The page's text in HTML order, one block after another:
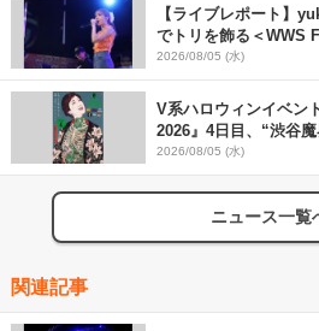
【ライブレポート】
でトリを飾る＜WWS
2026/08/05 (水)
V系ハロウィンイベン
2026』4日目、“渋谷
組を発表
2026/08/05 (水)
ニュース一覧
関連記事